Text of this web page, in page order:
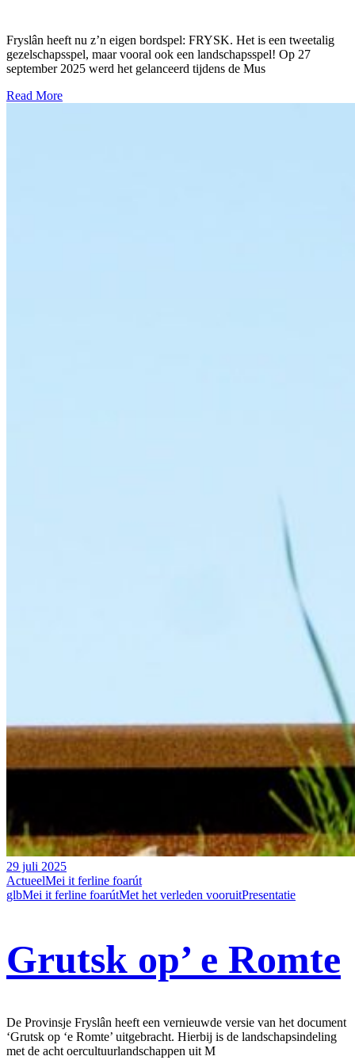
Fryslân heeft nu z’n eigen bordspel: FRYSK. Het is een tweetalig
gezelschapsspel, maar vooral ook een landschapsspel! Op 27
september 2025 werd het gelanceerd tijdens de Mus
Read More
29 juli 2025
ActueelMei it ferline foarút
glbMei it ferline foarútMet het verleden vooruitPresentatie
Grutsk op’ e Romte
De Provinsje Fryslân heeft een vernieuwde versie van het document
‘Grutsk op ‘e Romte’ uitgebracht. Hierbij is de landschapsindeling
met de acht oercultuurlandschappen uit M